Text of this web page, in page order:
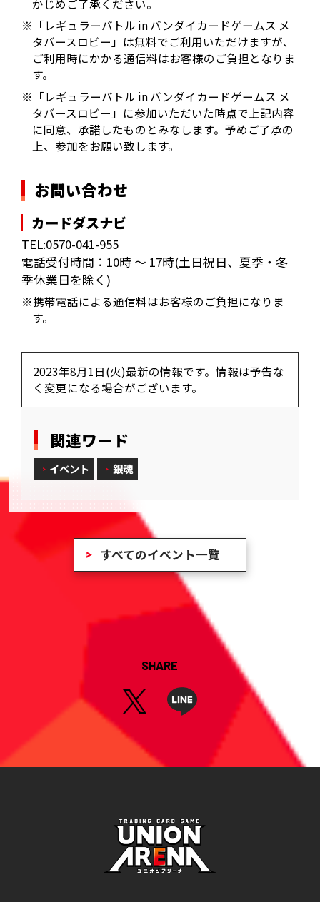
かじめご了承ください。
※「レギュラーバトル in バンダイカードゲームス メ
タバースロビー」は無料でご利用いただけますが、
ご利用時にかかる通信料はお客様のご負担となりま
す。
※「レギュラーバトル in バンダイカードゲームス メ
タバースロビー」に参加いただいた時点で上記内容
に同意、承諾したものとみなします。予めご了承の
上、参加をお願い致します。​
お問い合わせ
カードダスナビ
TEL:0570-041-955
電話受付時間：10時 ～ 17時(土日祝日、夏季・冬
季休業日を除く)
※携帯電話による通信料はお客様のご負担になりま
す。
2023年8月1日(火)最新の情報です。情報は予告な
く変更になる場合がございます。
関連ワード
イベント 銀魂
すべてのイベント一覧
SHARE